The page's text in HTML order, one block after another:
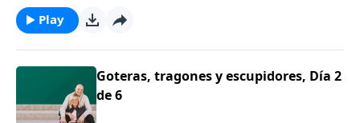
Play
Goteras, tragones y escupidores, Día 2
de 6